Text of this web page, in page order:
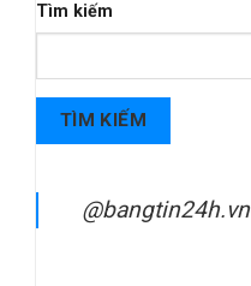
Tìm kiếm
TÌM KIẾM
@bangtin24h.vn